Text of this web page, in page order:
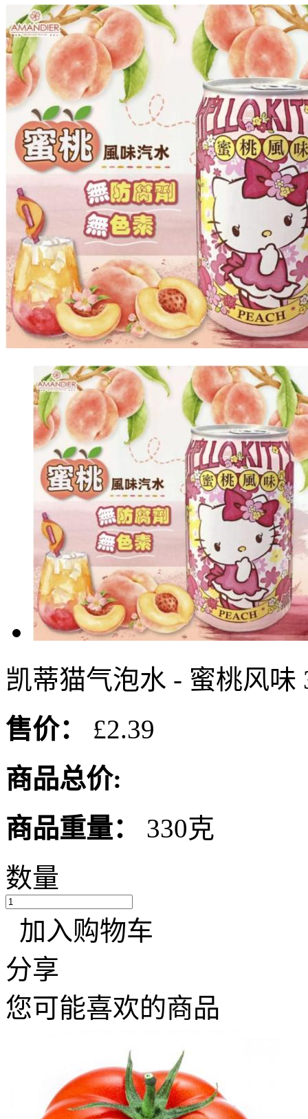
凯蒂猫气泡水 - 蜜桃风味
售价：
£2.39
商品总价:
商品重量：
330克
数量
加入购物车
分享
您可能喜欢的商品